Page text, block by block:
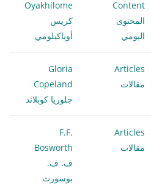
Content
المحتوى
اليومي
Oyakhilome
كريس
أوياكيلومي
Articles
مقالات
Gloria
Copeland
جلوريا كوبلاند
Articles
مقالات
F.F.
Bosworth
ف. ف.
بوسورث